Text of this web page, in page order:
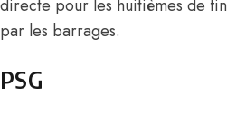
directe pour les huitièmes de
par les barrages.
PSG